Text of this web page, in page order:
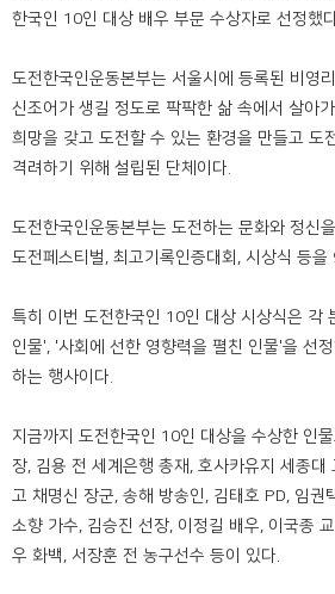
한국인 10인 대상 배우 부문 수상자로 선정했
도전한국인운동본부는 서울시에 등록된 비영
신조어가 생길 정도로 팍팍한 삶 속에서 살아
희망을 갖고 도전할 수 있는 환경을 만들고 도
격려하기 위해 설립된 단체이다.
도전한국인운동본부는 도전하는 문화와 정신
도전페스티벌, 최고기록인증대회, 시상식 등을
특히 이번 도전한국인 10인 대상 시상식은 각
인물', '사회에 선한 영향력을 펼친 인물'을 선
하는 행사이다.
지금까지 도전한국인 10인 대상을 수상한 인
장, 김용 전 세계은행 총재, 호사카유지 세종대
고 채명신 장군, 송해 방송인, 김태호 PD, 임권
소향 가수, 김승진 선장, 이정길 배우, 이국종
우 화백, 서장훈 전 농구선수 등이 있다.